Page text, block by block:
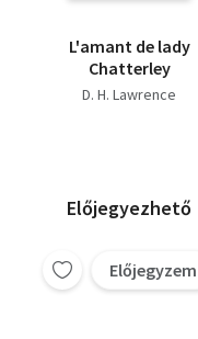
L'amant de lady
Chatterley
D. H. Lawrence
Előjegyezhető
Előjegyzem